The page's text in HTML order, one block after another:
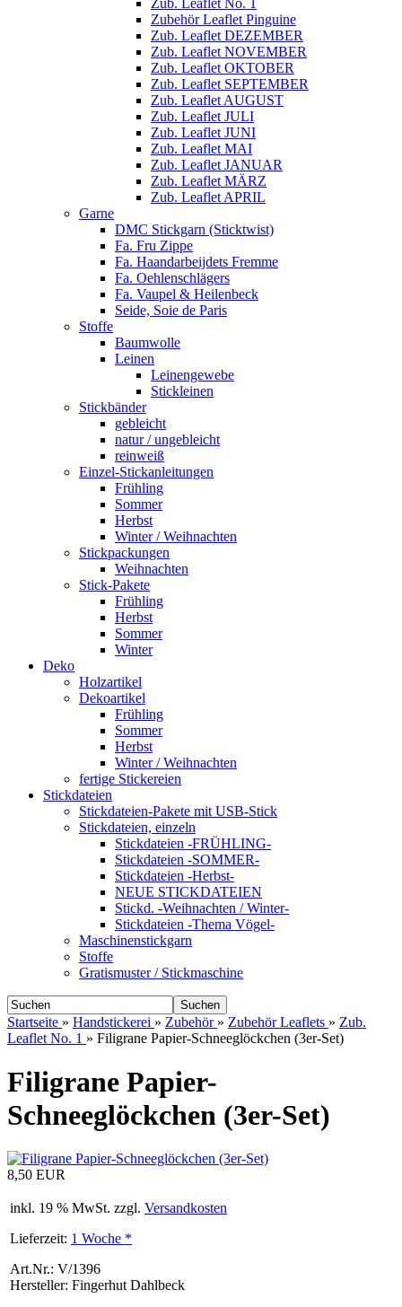
Zubehör Leaflet Pinguine
Zub. Leaflet DEZEMBER
Zub. Leaflet NOVEMBER
Zub. Leaflet OKTOBER
Zub. Leaflet SEPTEMBER
Zub. Leaflet AUGUST
Zub. Leaflet JULI
Zub. Leaflet JUNI
Zub. Leaflet MAI
Zub. Leaflet JANUAR
Zub. Leaflet MÄRZ
Zub. Leaflet APRIL
Garne
DMC Stickgarn (Sticktwist)
Fa. Fru Zippe
Fa. Haandarbeijdets Fremme
Fa. Oehlenschlägers
Fa. Vaupel & Heilenbeck
Seide, Soie de Paris
Stoffe
Baumwolle
Leinen
Leinengewebe
Stickleinen
Stickbänder
gebleicht
natur / ungebleicht
reinweiß
Einzel-Stickanleitungen
Frühling
Sommer
Herbst
Winter / Weihnachten
Stickpackungen
Weihnachten
Stick-Pakete
Frühling
Herbst
Sommer
Winter
Deko
Holzartikel
Dekoartikel
Frühling
Sommer
Herbst
Winter / Weihnachten
fertige Stickereien
Stickdateien
Stickdateien-Pakete mit USB-Stick
Stickdateien, einzeln
Stickdateien -FRÜHLING-
Stickdateien -SOMMER-
Stickdateien -Herbst-
NEUE STICKDATEIEN
Stickd. -Weihnachten / Winter-
Stickdateien -Thema Vögel-
Maschinenstickgarn
Stoffe
Gratismuster / Stickmaschine
Suchen
Startseite » Handstickerei » Zubehör » Zubehör Leaflets » Zub.
Leaflet No. 1 » Filigrane Papier-Schneeglöckchen (3er-Set)
Filigrane Papier-
Schneeglöckchen (3er-Set)
8,50 EUR
inkl. 19 % MwSt. zzgl. Versandkosten
Lieferzeit: 1 Woche *
Art.Nr.: V/1396
Hersteller: Fingerhut Dahlbeck